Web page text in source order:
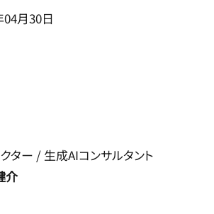
月30日
ター / 生成AIコンサルタント
介